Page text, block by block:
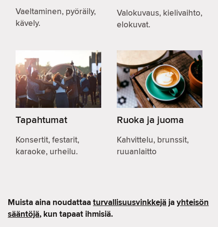
Vaeltaminen, pyöräily,
kävely.
Valokuvaus, kielivaihto,
elokuvat.
Tapahtumat
Konsertit, festarit,
karaoke, urheilu.
Ruoka ja juoma
Kahvittelu, brunssit,
ruuanlaitto
Muista aina noudattaaturvallisuusvinkkejäjayhteisön
sääntöjä, kun tapaat ihmisiä.